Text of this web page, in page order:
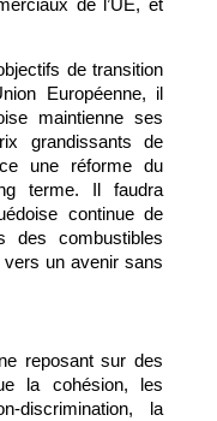
de l’UE, et
de transition
Européenne, il
maintienne ses
grandissants de
une réforme du
terme. Il faudra
continue de
des combustibles
un avenir sans
reposant sur des
la cohésion, les
discrimination, la